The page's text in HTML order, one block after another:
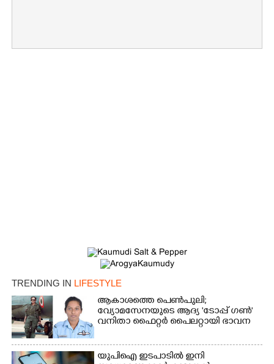
TRENDING IN LIFESTYLE
ആകാശത്തെ പെൺപുലി;
വ്യോമസേനയുടെ ആദ്യ 'ടോപ്പ് ഗൺ'
വനിതാ ഫൈറ്റർ പൈലറ്റായി ഭാവന
യുപിഐ ഇടപാടിൽ ഇനി